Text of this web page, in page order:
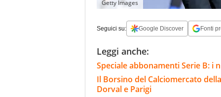
Getty Images
Seguici su: Google Discover Fonti
Leggi anche:
Speciale abbonamenti Serie B: i
Il Borsino del Calciomercato
Dorval e Parigi